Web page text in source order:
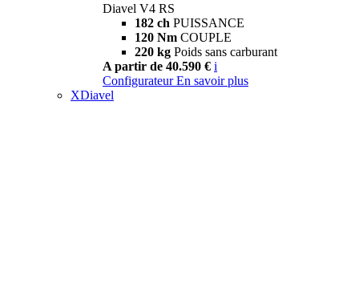
Diavel V4 RS
182 ch PUISSANCE
120 Nm COUPLE
220 kg Poids sans carburant
A partir de 40.590 € i
Configurateur En savoir plus
XDiavel